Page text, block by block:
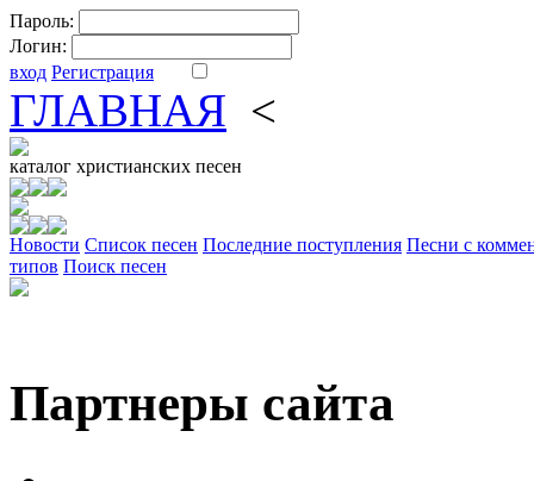
Пароль:
Логин:
вход Регистрация
ГЛАВНАЯ <
каталог христианских песен
Новости Cписок песен Последние поступления Песни с
типов Поиск песен
Партнеры сайта